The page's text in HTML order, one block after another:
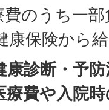
のうち一
康保険から
康診断・予
療費や入院